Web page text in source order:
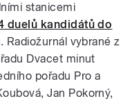
stanicemi
duelů kandidátů do
Radiožurnál vybrané z
Dvacet minut
pořadu Pro a
Jan Pokorný,